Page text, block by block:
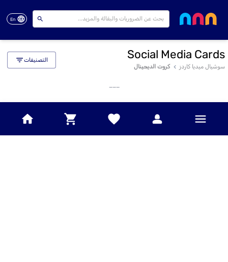
En
Social Media Cards
سوشيال ميديا كاردز كروت الديجينال
التصنيفات